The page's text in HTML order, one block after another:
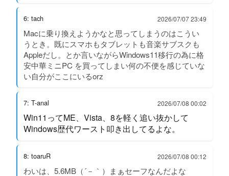
6: tach 2026/07/07 23:49
Macに乗り換えようかなと思ってしまうのはこうい
うとき。既にスマホもタブレットも音楽サブスクも
Appleだし。とか言いながらWindows11移行の為に格
安中華ミニPC を買ってしまい何の不便を感じていな
い自分がここにいるorz
7: T-anal 2026/07/08 00:02
Win11ってME、Vista、8を軽く追い抜かして
Windows歴代ワースト叩き出してるよな。
8: toaruR 2026/07/08 00:12
わいは、5.6MB（´－｀）まぁセーフなんだよな